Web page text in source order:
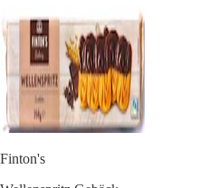
Finton's